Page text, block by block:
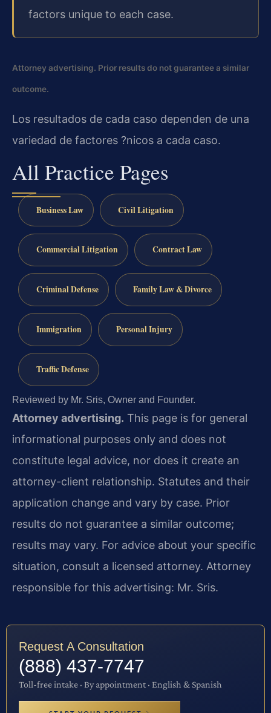
factors unique to each case.
Attorney advertising. Prior results do not guarantee a similar
outcome.
Los resultados de cada caso dependen de una
variedad de factores ?nicos a cada caso.
All Practice Pages
Business Law Civil Litigation
Commercial Litigation Contract Law
Criminal Defense Family Law & Divorce
Immigration Personal Injury
Traffic Defense
Reviewed by Mr. Sris, Owner and Founder.
Attorney advertising. This page is for general
informational purposes only and does not
constitute legal advice, nor does it create an
attorney-client relationship. Statutes and their
application change and vary by case. Prior
results do not guarantee a similar outcome;
results may vary. For advice about your specific
situation, consult a licensed attorney. Attorney
responsible for this advertising: Mr. Sris.
Request A Consultation
(888) 437-7747
Toll-free intake · By appointment · English & Spanish